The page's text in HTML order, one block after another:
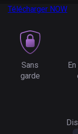
Télécharger NOW
Sans
garde